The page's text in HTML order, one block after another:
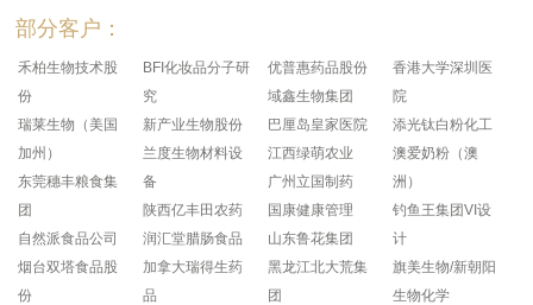
部分客户：
禾柏生物技术股
份
瑞莱生物（美国
加州）
东莞穗丰粮食集
团
自然派食品公司
烟台双塔食品股
份
BFI化妆品分子研
究
新产业生物股份
兰度生物材料设
备
陕西亿丰田农药
润汇堂腊肠食品
加拿大瑞得生药
品
优普惠药品股份
域鑫生物集团
巴厘岛皇家医院
江西绿萌农业
广州立国制药
国康健康管理
山东鲁花集团
黑龙江北大荒集
团
香港大学深圳医
院
添光钛白粉化工
澳爱奶粉（澳
洲）
钓鱼王集团VI设
计
旗美生物/新朝阳
生物化学